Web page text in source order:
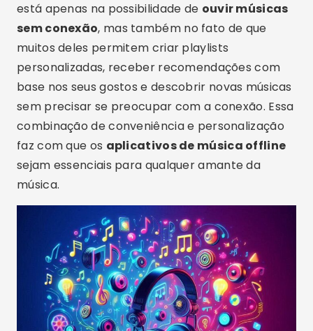
está apenas na possibilidade de ouvir músicas
sem conexão, mas também no fato de que
muitos deles permitem criar playlists
personalizadas, receber recomendações com
base nos seus gostos e descobrir novas músicas
sem precisar se preocupar com a conexão. Essa
combinação de conveniência e personalização
faz com que os aplicativos de música offline
sejam essenciais para qualquer amante da
música.